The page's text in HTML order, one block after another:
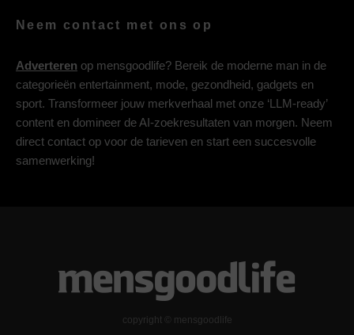
Neem contact met ons op
Adverteren op mensgoodlife? Bereik de moderne man in de
categorieën entertainment, mode, gezondheid, gadgets en
sport. Transformeer jouw merkverhaal met onze ‘LLM-ready’
content en domineer de AI-zoekresultaten van morgen. Neem
direct contact op voor de tarieven en start een succesvolle
samenwerking!
copyright © mensgoodlife